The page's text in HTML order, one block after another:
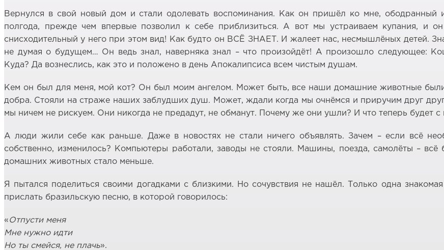
Вернулся в свой новый дом и стали одолевать воспоминания. Как он пришёл ко мне,
полгода, прежде чем впервые позволил к себе приблизиться. А вот мы устраиваем купания, и
снисходительный у него при этом вид! Как будто он ВСЁ ЗНАЕТ. И жалеет нас, несмышлёных детей.
не думая о будущем… Он ведь знал, наверняка знал – что произойдёт! А произошло следующее:
Куда? Да вознеслись, как это и положено в день Апокалипсиса всем чистым душам.
Кем он был для меня, мой кот? Он был моим ангелом. Может быть, все наши домашние животные
добра. Стояли на страже наших заблудших душ. Может, ждали когда мы очнёмся и приручим друг
мы ничем не рискуем. Они никогда не предадут, не обманут. Почему же они ушли? И что теперь будет
А люди жили себе как раньше. Даже в новостях не стали ничего объявлять. Зачем – если всё
собственно, изменилось? Компьютеры работали, заводы не стояли. Машины, поезда, самолёты –
домашних животных стало меньше.
Я пытался поделиться своими догадками с близкими. Но сочувствия не нашёл. Только одна
прислать бразильскую песню, в которой говорилось:
« Отпусти меня
Мне нужно идти
Но ты смейся, не плачь».